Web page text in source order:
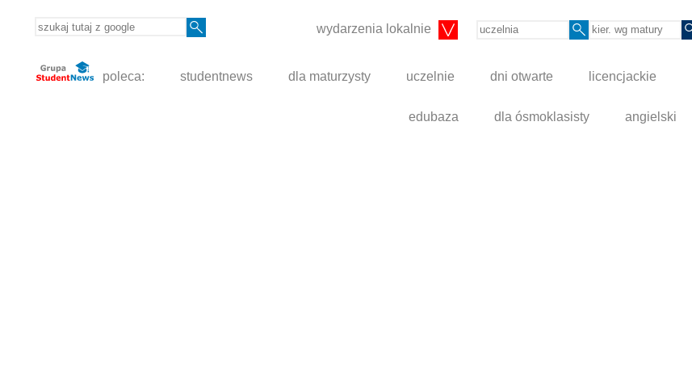
wydarzenia lokalnie
poleca: studentnews dla maturzysty uczelnie dni otwarte licencjackie
edubaza dla ósmoklasisty angielski